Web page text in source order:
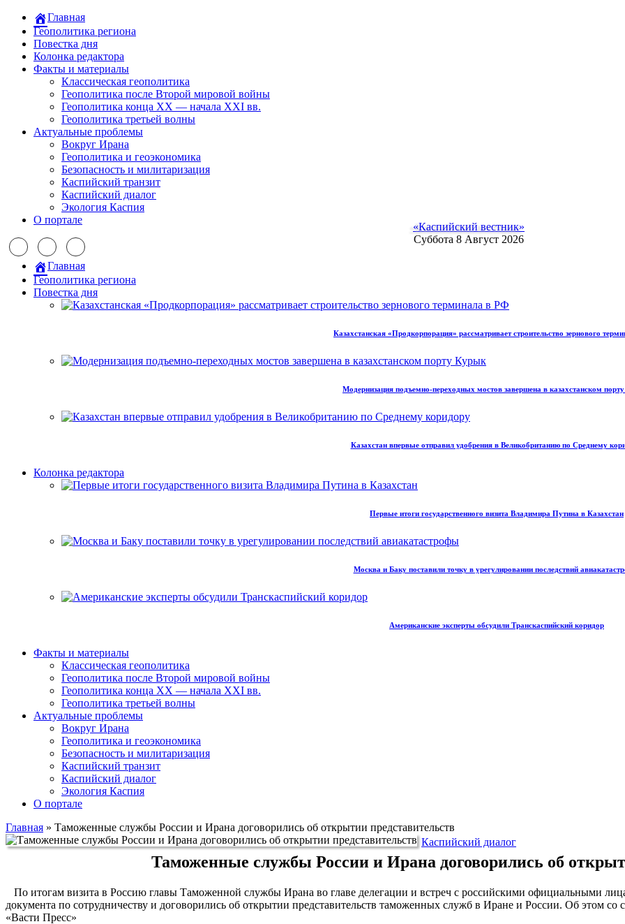
Главная
Геополитика региона
Повестка дня
Колонка редактора
Факты и материалы
Классическая геополитика
Геополитика после Второй мировой войны
Геополитика конца XX — начала XXI вв.
Геополитика третьей волны
Актуальные проблемы
Вокруг Ирана
Геополитика и геоэкономика
Безопасность и милитаризация
Каспийский транзит
Каспийский диалог
Экология Каспия
О портале
«Каспийский вестник»
Суббота 8 Август 2026
Главная
Геополитика региона
Повестка дня
Казахстанская «Продкорпорация» рассматривает строительство зернового
Модернизация подъемно-переходных мостов завершена в казахстанском
Казахстан впервые отправил удобрения в Великобританию по Среднему
Колонка редактора
Первые итоги государственного визита Владимира Путина в Казахстан
Москва и Баку поставили точку в урегулировании последствий
Американские эксперты обсудили Транскаспийский коридор
Факты и материалы
Классическая геополитика
Геополитика после Второй мировой войны
Геополитика конца XX — начала XXI вв.
Геополитика третьей волны
Актуальные проблемы
Вокруг Ирана
Геополитика и геоэкономика
Безопасность и милитаризация
Каспийский транзит
Каспийский диалог
Экология Каспия
О портале
Главная » Таможенные службы России и Ирана договорились об открытии представительств
Каспийский диалог
Таможенные службы России и Ирана договорились об
По итогам визита в Россию главы Таможенной службы Ирана во главе делегации и встреч с российскими официальными
документа по сотрудничеству и договорились об открытии представительств таможенных служб в Иране и России. Об этом
«Васти Пресс»